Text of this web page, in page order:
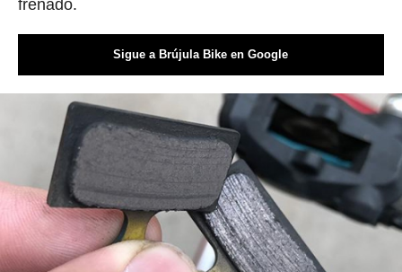
frenado.
Sigue a Brújula Bike en Google